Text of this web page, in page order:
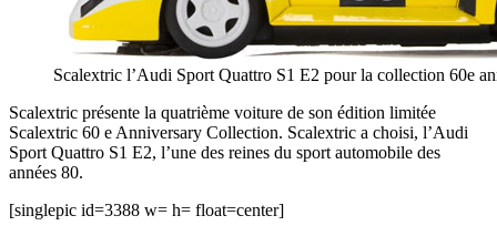
Scalextric l’Audi Sport Quattro S1 E2 pour la collection 60e
Scalextric présente la quatrième voiture de son édition limitée
Scalextric 60 e Anniversary Collection. Scalextric a choisi, l’Audi
Sport Quattro S1 E2, l’une des reines du sport automobile des
années 80.
[singlepic id=3388 w= h= float=center]